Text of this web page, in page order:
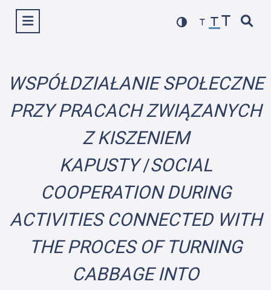
Wyświetl menu
WSPÓŁDZIAŁANIE SPOŁECZNE
PRZY PRACACH ZWIĄZANYCH
Z KISZENIEM
KAPUSTY/SOCIAL
COOPERATION DURING
ACTIVITIES CONNECTED WITH
THE PROCES OF TURNING
CABBAGE INTO